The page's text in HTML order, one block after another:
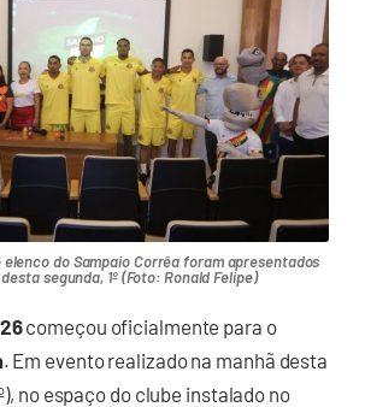
do Sampaio Corrêa foram apresentados
segunda, 1º (Foto: Ronald Felipe)
começou oficialmente para o
. Em evento realizado na manhã desta
no espaço do clube instalado no